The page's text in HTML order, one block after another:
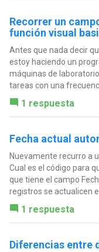
Recorrer un
función visual
Antes que nada decir
estoy haciendo un
máquinas de
tareas con una
1 respuesta
Fecha actual
Nuevamente recurro a
Cual es el código para
que tiene el campo
registros se actualicen
1 respuesta
Diferencias entre